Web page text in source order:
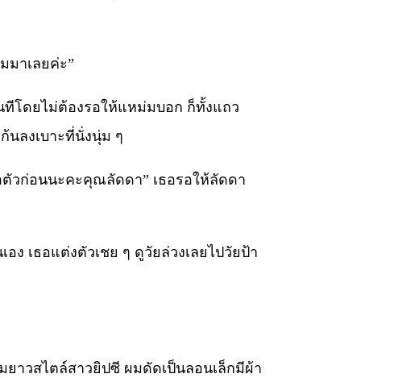
าเลยค่ะ”
โดยไม่ต้องรอให้แหม่มบอก ก็ทั้งแถว
นลงเบาะที่นั่งนุ่ม ๆ
วก่อนนะคะคุณลัดดา” เธอรอให้ลัดดา
เธอแต่งตัวเชย ๆ ดูวัยล่วงเลยไปวัยป้า
าวสไตล์สาวยิปซี ผมดัดเป็นลอนเล็กมีผ้า